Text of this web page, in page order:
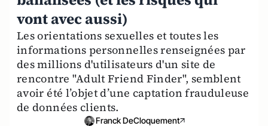
vont avec aussi)
Les orientations sexuelles et toutes les
informations personnelles renseignées par
des millions d'utilisateurs d'un site de
rencontre "Adult Friend Finder", semblent
avoir été l’objet d’une captation frauduleuse
de données clients.
Franck DeCloquement